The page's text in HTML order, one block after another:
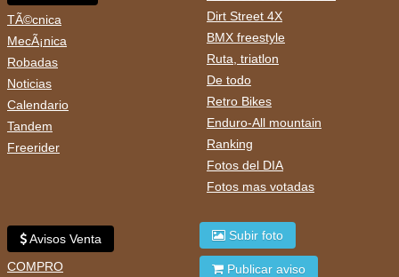
TÃ©cnica
MecÃ¡nica
Robadas
Noticias
Calendario
Tandem
Freerider
Dirt Street 4X
BMX freestyle
Ruta, triatlon
De todo
Retro Bikes
Enduro-All mountain
Ranking
Fotos del DIA
Fotos mas votadas
Avisos Venta
COMPRO
Subir foto
Publicar aviso